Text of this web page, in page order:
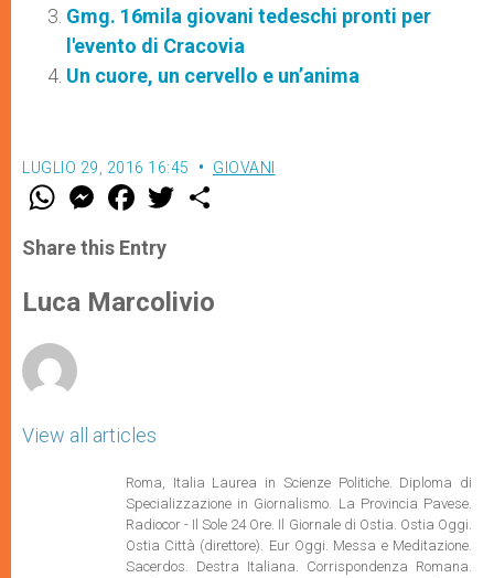
Gmg. 16mila giovani tedeschi pronti per
l'evento di Cracovia
Un cuore, un cervello e un’anima
LUGLIO 29, 2016 16:45 GIOVANI
W
t
s
p
p
M
e
s
e
g
e
F
a
e
b
o
k
w
r
Share this Entry
Luca Marcolivio
View all articles
Roma, Italia Laurea in Scienze Politiche. Diploma di
Specializzazione in Giornalismo. La Provincia Pavese.
Radiocor - Il Sole 24 Ore. Il Giornale di Ostia. Ostia Oggi.
Ostia Città (direttore). Eur Oggi. Messa e Meditazione.
Sacerdos. Destra Italiana. Corrispondenza Romana.